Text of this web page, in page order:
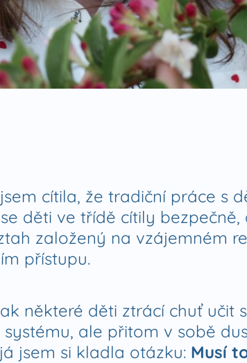
cítila, že tradiční práce s
děti ve třídě cítily bezpečně,
založený na vzájemném
přístupu.
některé děti ztrácí chuť učit
ale přitom v sobě
jsem si kladla otázku: Musí